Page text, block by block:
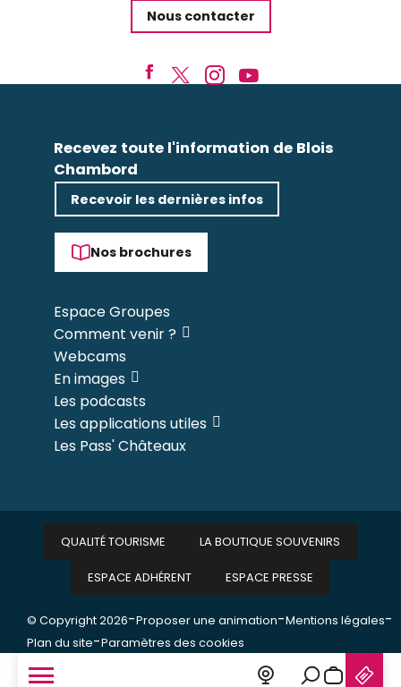
Nous contacter
Recevez toute l'information de Blois
Chambord
Recevoir les dernières infos
Nos brochures
Espace Groupes
Comment venir ?
Webcams
En images
Les podcasts
Les applications utiles
Les Pass' Châteaux
© Copyright 2026-Proposer une animation-Mentions légales-
Plan du site-Paramètres des cookies
QUALITÉ TOURISME LA BOUTIQUE SOUVENIRS
ESPACE ADHÉRENT ESPACE PRESSE